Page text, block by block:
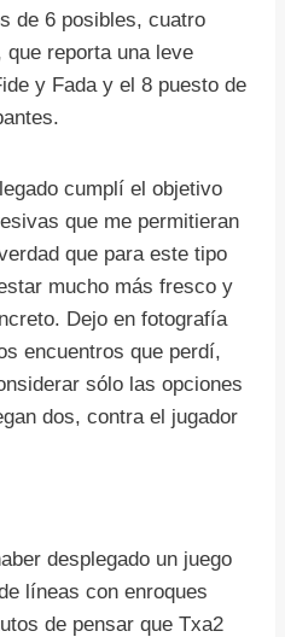
de 6 posibles, cuatro
reporta una leve
y Fada y el 8 puesto de
cumplí el objetivo
que me permitieran
que para este tipo
mucho más fresco y
Dejo en fotografía
encuentros que perdí,
sólo las opciones
dos, contra el jugador
desplegado un juego
líneas con enroques
de pensar que Txa2